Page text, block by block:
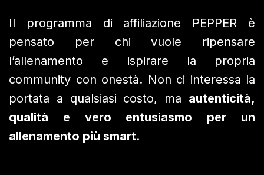
Il programma di affiliazione PEPPER è
pensato per chi vuole ripensare
l’allenamento e ispirare la propria
community con onestà. Non ci interessa la
portata a qualsiasi costo, ma autenticità,
qualità e vero entusiasmo per un
allenamento più smart.